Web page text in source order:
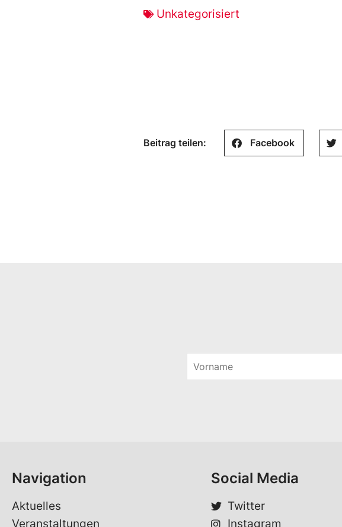
Unkategorisiert
Beitrag teilen: Facebook
r
Navigation
Aktuelles
Veranstaltungen
Social Media
Twitter
Instagram